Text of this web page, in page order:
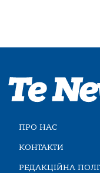
ПРО НАС
КОНТАКТИ
РЕДАКЦІЙНА